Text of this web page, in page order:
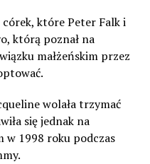
córek, które Peter Falk i
którą poznał na
małżeńskim przez
wolała trzymać
się jednak na
w 1998 roku podczas